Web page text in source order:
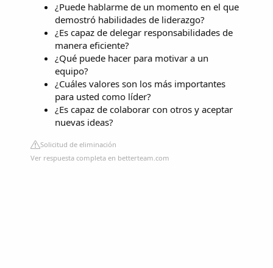
¿Puede hablarme de un momento en el que
demostró habilidades de liderazgo?
¿Es capaz de delegar responsabilidades de
manera eficiente?
¿Qué puede hacer para motivar a un
equipo?
¿Cuáles valores son los más importantes
para usted como líder?
¿Es capaz de colaborar con otros y aceptar
nuevas ideas?
Solicitud de eliminación
Ver respuesta completa en betterteam.com